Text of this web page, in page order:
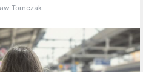
Tomczak